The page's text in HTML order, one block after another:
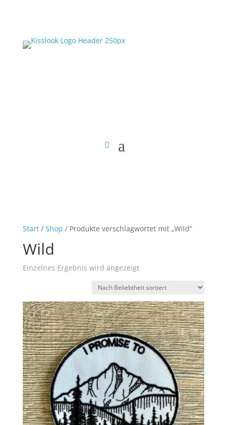
Start/ Shop / Produkte verschlagwortet mit „Wild“
Wild
Einzelnes Ergebnis wird angezeigt